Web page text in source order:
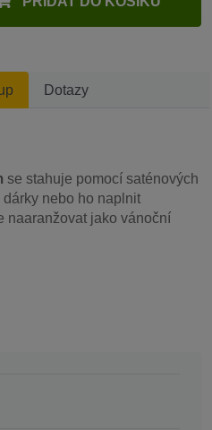
Dotazy
se stahuje pomocí saténových
nebo ho naplnit
naaranžovat jako vánoční